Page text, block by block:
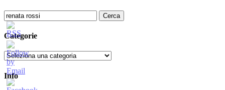
Ricerca
per:
Categorie
Categorie
Info